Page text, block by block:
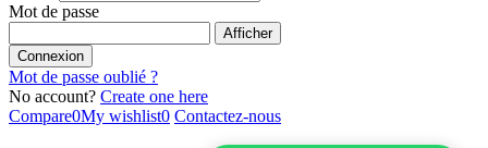
Mot de passe
Afficher
Connexion
Mot de passe oublié ?
No account? Create one here
Compare0My wishlist0 Contactez-nous